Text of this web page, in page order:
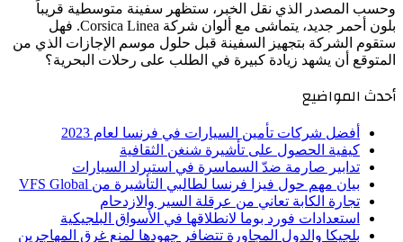
وحسب المصدر الذي نقل الخبر، ستظهر سفينة متوسطية قريباً
بلون أحمر جديد، يتماشى مع ألوان شركة Corsica Linea. فهل
ستقوم الشركة بتجهيز السفينة قبل حلول موسم الإجازات الذي من
المتوقع أن يشهد زيادة كبيرة في الطلب على رحلات البحرية؟
أحدث المواضيع
أفضل شركات تأمين السيارات في فرنسا لعام 2023
كيفية الحصول على تأشيرة شنغن الثقافية
تدابير صارمة ضدّ السماسرة في استيراد السيارات
بيان مهم حول فيزا فرنسا لطالبي التأشيرة من VFS Global
تجارة الكابة تعاني من عرقلة السير والازدحام
استعدادات فورد بوما لانطلاقها في الأسواق البلجيكية
بلجيكا والدول المجاورة تتضافر جهودها لمنع غرق المهاجرين